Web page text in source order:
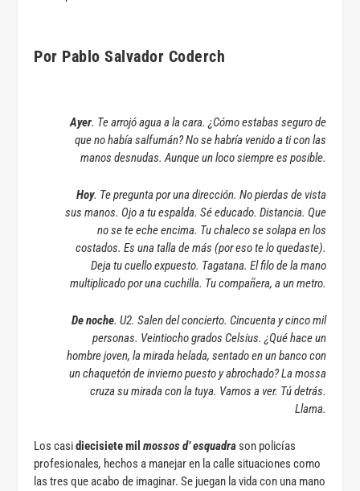
Por Pablo Salvador Coderch
Ayer. Te arrojó agua a la cara. ¿Cómo estabas seguro de
que no había salfumán? No se habría venido a ti con las
manos desnudas. Aunque un loco siempre es posible.
Hoy. Te pregunta por una dirección. No pierdas de vista
sus manos. Ojo a tu espalda. Sé educado. Distancia. Que
no se te eche encima. Tu chaleco se solapa en los
costados. Es una talla de más (por eso te lo quedaste).
Deja tu cuello expuesto. Tagatana. El filo de la mano
multiplicado por una cuchilla. Tu compañera, a un metro.
De noche. U2. Salen del concierto. Cincuenta y cinco mil
personas. Veintiocho grados Celsius. ¿Qué hace un
hombre joven, la mirada helada, sentado en un banco con
un chaquetón de invierno puesto y abrochado? La mossa
cruza su mirada con la tuya. Vamos a ver. Tú detrás.
Llama.
Los casidiecisiete milmossos d’ esquadrason policías
profesionales, hechos a manejar en la calle situaciones como
las tres que acabo de imaginar. Se juegan la vida con una mano